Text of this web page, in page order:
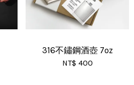
316不鏽鋼酒壺 7oz
NT$ 400